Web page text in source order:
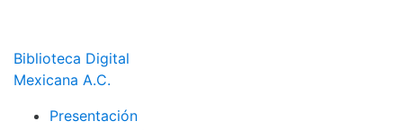
Biblioteca Digital
Mexicana A.C.
Presentación